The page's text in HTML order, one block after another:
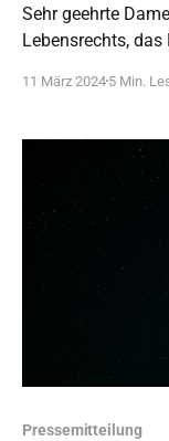
Sehr geehrte
Lebensrechts, das Programm unserer Fachtagung am 20.
hochkarätige
Anmeldung und
Mitgliedsvereine
hervorragenden
11 März 2024 5 Min.
Pressemitteilung